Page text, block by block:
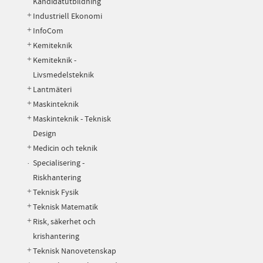
Industriell Ekonomi
InfoCom
Kemiteknik
Kemiteknik -
Livsmedelsteknik
Lantmäteri
Maskinteknik
Maskinteknik - Teknisk
Design
Medicin och teknik
Specialisering -
Riskhantering
Teknisk Fysik
Teknisk Matematik
Risk, säkerhet och
krishantering
Teknisk Nanovetenskap